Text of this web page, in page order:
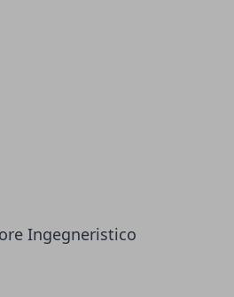
Ingegneristico